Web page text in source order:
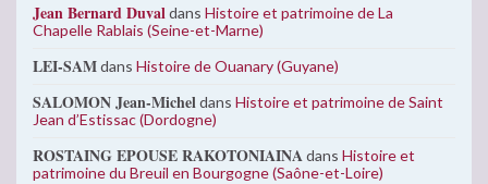
Jean Bernard Duvaldans Histoire et patrimoine de La
Chapelle Rablais (Seine-et-Marne)
LEI-SAMdans Histoire de Ouanary (Guyane)
SALOMON Jean-Micheldans Histoire et patrimoine de Saint
Jean d’Estissac (Dordogne)
ROSTAING EPOUSE RAKOTONIAINAdans Histoire et
patrimoine du Breuil en Bourgogne (Saône-et-Loire)